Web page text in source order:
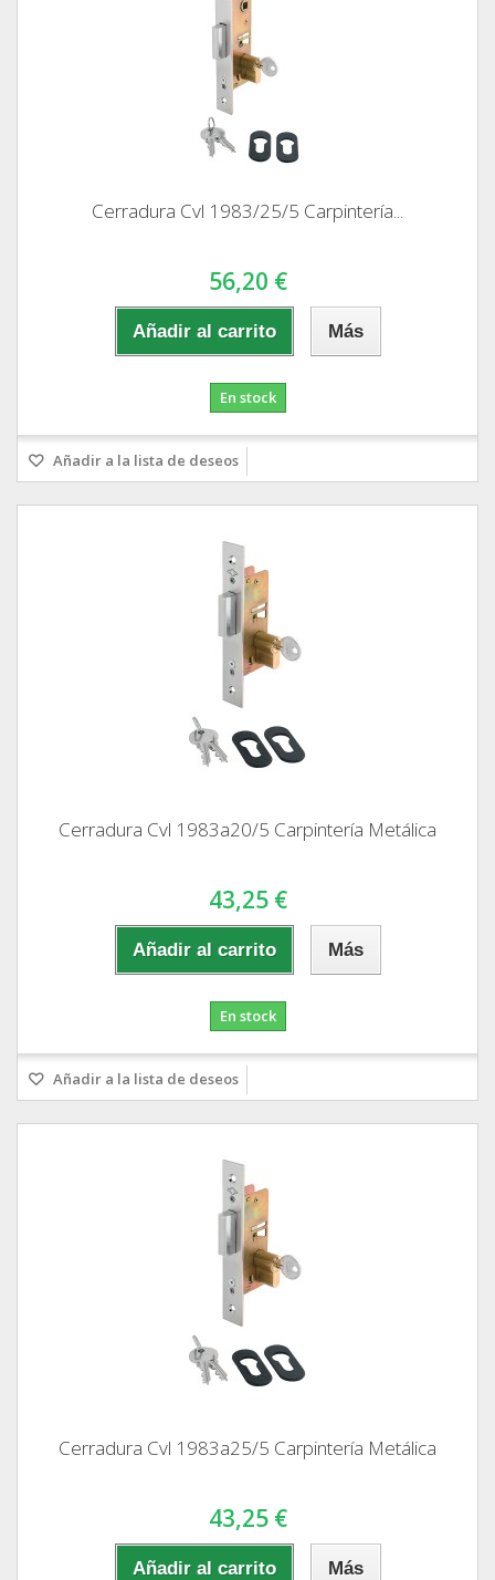
Cerradura Cvl 1983/25/5 Carpintería...
56,20 €
Añadir al carrito Más
En stock
Añadir a la lista de deseos
Cerradura Cvl 1983a20/5 Carpintería Metálica
43,25 €
Añadir al carrito Más
En stock
Añadir a la lista de deseos
Cerradura Cvl 1983a25/5 Carpintería Metálica
43,25 €
Añadir al carrito Más